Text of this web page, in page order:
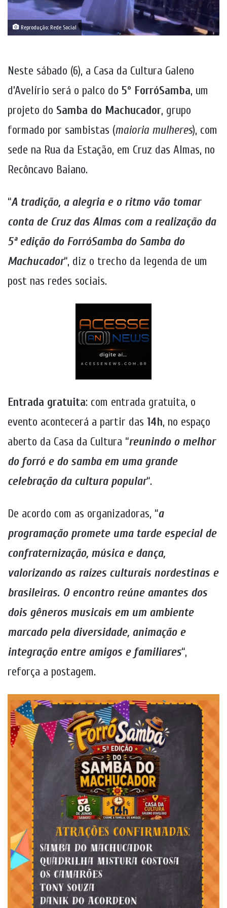
Reprodução: Rede Social
Neste sábado (6), a Casa da Cultura Galeno
d’Avelírio será o palco do 5º ForróSamba, um
projeto do Samba do Machucador, grupo
formado por sambistas (maioria mulheres), com
sede na Rua da Estação, em Cruz das Almas, no
Recôncavo Baiano.
“A tradição, a alegria e o ritmo vão tomar
conta de Cruz das Almas com a realização da
5ª edição do ForróSamba do Samba do
Machucador“, diz o trecho da legenda de um
post nas redes sociais.
Entrada gratuita: com entrada gratuita, o
evento acontecerá a partir das 14h, no espaço
aberto da Casa da Cultura “reunindo o melhor
do forró e do samba em uma grande
celebração da cultura popular“.
De acordo com as organizadoras, “a
programação promete uma tarde especial de
confraternização, música e dança,
valorizando as raízes culturais nordestinas e
brasileiras. O encontro reúne amantes dos
dois gêneros musicais em um ambiente
marcado pela diversidade, animação e
integração entre amigos e familiares“,
reforça a postagem.